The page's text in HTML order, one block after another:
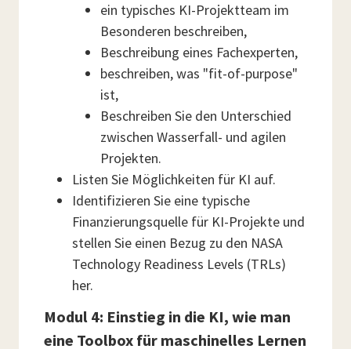
ein typisches KI-Projektteam im
Besonderen beschreiben,
Beschreibung eines Fachexperten,
beschreiben, was "fit-of-purpose"
ist,
Beschreiben Sie den Unterschied
zwischen Wasserfall- und agilen
Projekten.
Listen Sie Möglichkeiten für KI auf.
Identifizieren Sie eine typische
Finanzierungsquelle für KI-Projekte und
stellen Sie einen Bezug zu den NASA
Technology Readiness Levels (TRLs)
her.
Modul 4: Einstieg in die KI, wie man
eine Toolbox für maschinelles Lernen